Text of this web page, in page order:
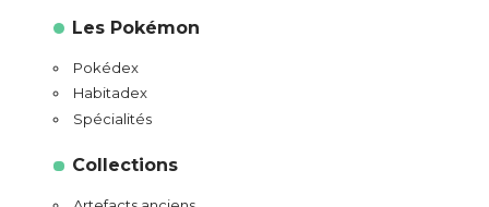
Les Pokémon
Pokédex
Habitadex
Spécialités
Collections